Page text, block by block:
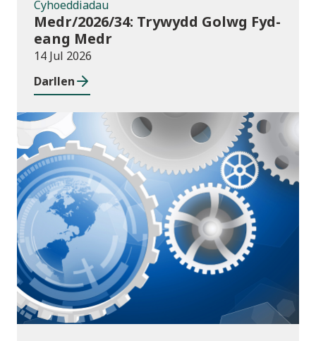
Cyhoeddiadau
Medr/2026/34: Trywydd Golwg Fyd-
eang Medr
14 Jul 2026
Darllen
Cyhoeddiadau